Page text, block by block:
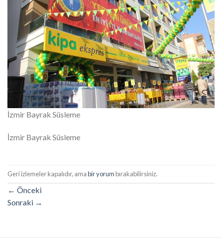
İzmir Bayrak Süsleme
İzmir Bayrak Süsleme
Geri izlemeler kapalıdır, amabir yorumbırakabilirsiniz.
← Önceki
Sonraki →